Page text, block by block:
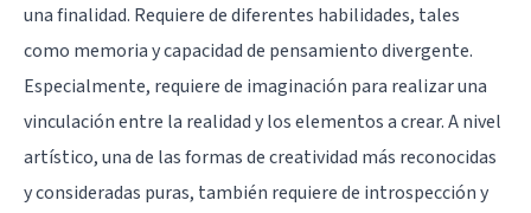
una finalidad. Requiere de diferentes habilidades, tales
como memoria y capacidad de pensamiento divergente.
Especialmente, requiere de imaginación para realizar una
vinculación entre la realidad y los elementos a crear. A nivel
artístico, una de las formas de creatividad más reconocidas
y consideradas puras, también requiere de introspección y